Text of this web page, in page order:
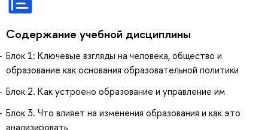
Содержание учебной дисциплины
Блок 1: Ключевые взгляды на человека, общество и
образование как основания образовательной политики
Блок 2. Как устроено образование и управление им
Блок 3. Что влияет на изменения образования и как это
анализировать